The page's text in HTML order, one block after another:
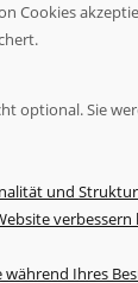
Cookies
optional. Sie
und
verbessern
Ihres